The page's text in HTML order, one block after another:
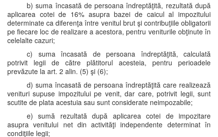
b) suma încasată de persoana îndreptăţită, rezultată după
aplicarea cotei de 16% asupra bazei de caicul al impozitului
determinate ca diferenţa între venitul brut şi contribuţiile obligatorii
pe fiecare loc de realizare a acestora, pentru veniturile obţinute în
celelalte cazuri;
c) suma încasată de persoana îndreptăţită, calculată
potrivit legii de către plătitorul acesteia, pentru perioadele
prevăzute la art. 2 alin. (5) şi (6);
d) suma încasată de persoana îndreptăţită care realizează
venituri supuse impozitului pe venit, dar care, potrivit legii, sunt
scutite de plata acestuia sau sunt considerate neimpozabile;
e) sumă rezultată după aplicarea cotei de impozitare
asupra venitului net din activităţi independente determinat în
condiţiile legii;